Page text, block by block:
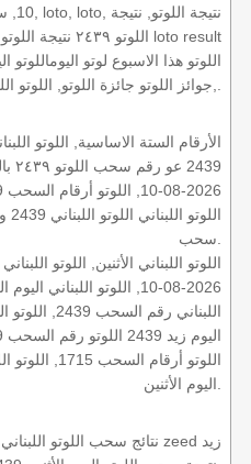
الأرقام الستة الاساسية, اللوتو
اللوتو اللبناني الأثنين, اللوتو
2026-08-10, اللوتو
اللبناني رقم